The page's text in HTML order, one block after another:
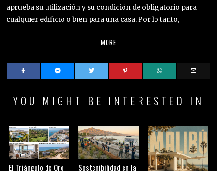
aprueba su utilización y su condición de obligatorio para
cualquier edificio o bien para una casa. Por lo tanto,
MORE
YOU MIGHT BE INTERESTED IN
El Triángulo de Oro
Sostenibilidad en la